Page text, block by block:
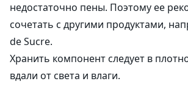
недостаточно пены. Поэтому ее
сочетать с другими продуктами,
de Sucre.
Хранить компонент следует в
вдали от света и влаги.